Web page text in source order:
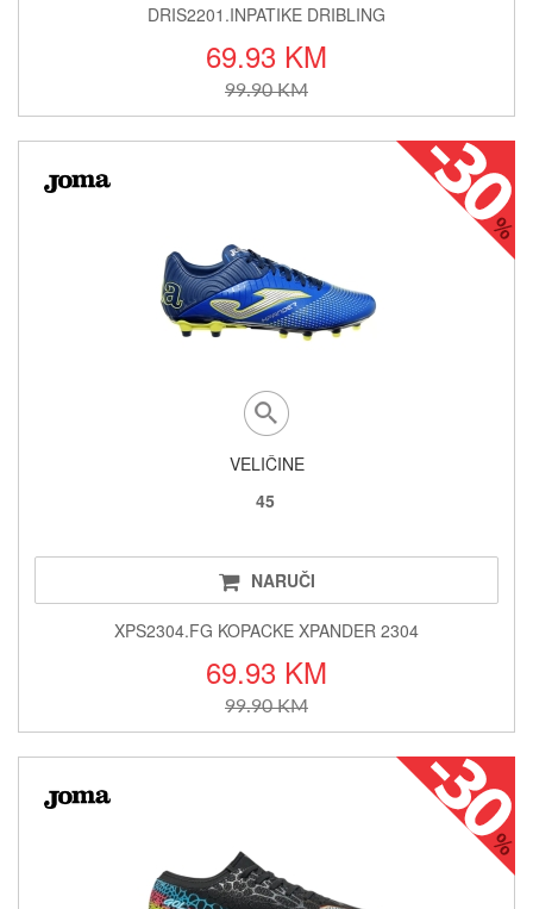
DRIS2201.INPATIKE DRIBLING
69.93 KM
99.90 KM
VELIČINE
45
NARUČI
XPS2304.FG KOPACKE XPANDER 2304
69.93 KM
99.90 KM